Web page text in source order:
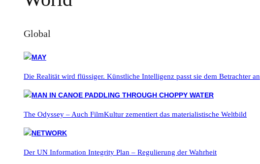
Global
Die Realität wird flüssiger. Künstliche Intelligenz passt sie dem Betrachter an
The Odyssey – Auch FilmKultur zementiert das materialistische Weltbild
Der UN Information Integrity Plan – Regulierung der Wahrheit